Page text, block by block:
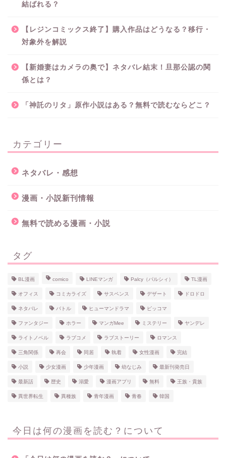
結ばれる？
【レジンコミックス終了】購入作品はどうなる？移行・
対象外を解説
【新婚妻はカメラの奥で】ネタバレ結末！旦那公認の関
係とは？
「神託のリタ」原作小説はある？無料で読むならどこ？
カテゴリー
ネタバレ・感想
漫画・小説新刊情報
無料で読める漫画・小説
タグ
BL漫画 comico LINEマンガ Palcy（パルシィ） TL漫画
オフィス コミカライズ サスペンス デザート ドロドロ
ネタバレ バトル ヒューマンドラマ ピッコマ
ファンタジー ホラー マンガMee ミステリー ヤンデレ
ライトノベル ラブコメ ラブストーリー ロマンス
三角関係 再会 同居 執着 女性漫画 完結
小説 少女漫画 少年漫画 幼なじみ 最新刊発売日
最新話 歴史 溺愛 漫画アプリ 無料 王族・貴族
異世界転生 異種族 青年漫画 青春 韓国
今日は何の漫画を読む？についてホーム